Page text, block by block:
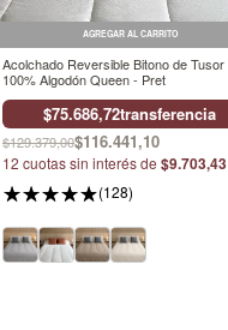
AGREGAR AL CARRITO
Acolchado Reversible Bitono de Tusor
100% Algodón Queen - Pret
$75.686,72transferencia
$129.379,00$116.441,10
12 cuotas sin interés de $9.703,43
(128)